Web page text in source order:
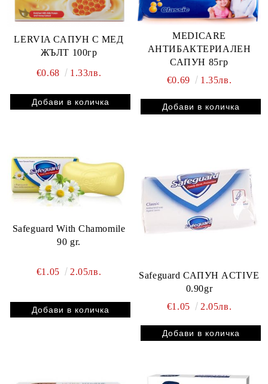
LERVIA САПУН С МЕД
ЖЪЛТ 100гр
€0.68
1.33лв.
MEDICARE
АНТИБАКТЕРИАЛЕН
САПУН 85гр
€0.69
1.35лв.
Safeguard With Chamomile
90 gr.
€1.05 2.05лв.
Safeguard САПУН ACTIVE
0.90gr
€1.05
2.05лв.